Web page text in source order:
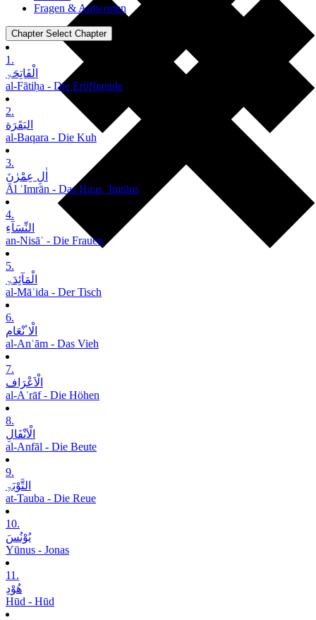
Fragen & Antworten
Chapter Select Chapter
1.
الْفَاتِحَۃِ
al-Fātiḥa - Die Eröffnende
2.
البَقَرَة
al-Baqara - Die Kuh
3.
اٰلِ عِمْرٰنَ
Āl ʿImrān - Das Haus ʿImrāns
4.
النِّسَآءِ
an-Nisāʾ - Die Frauen
5.
الْمَآئِدَۃِ
al-Māʾida - Der Tisch
6.
الْاٴنْعَام
al-Anʿām - Das Vieh
7.
الْاَعْرَاف
al-Aʿrāf - Die Höhen
8.
الْاَنْفَالِ
al-Anfāl - Die Beute
9.
التَّوْبَۃِ
at-Tauba - Die Reue
10.
یُوْنُسَ
Yūnus - Jonas
11.
ھُوْدِ
Hūd - Hūd